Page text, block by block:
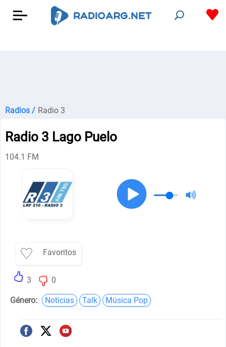
Radios / Radio 3
Radio 3 Lago Puelo
104.1 FM
Favoritos
3 0
Género: Noticias Talk Música Pop